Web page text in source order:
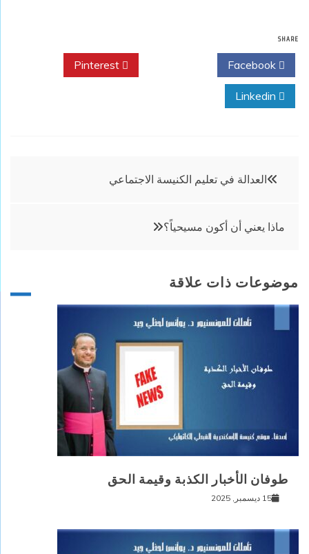
SHARE
تصفّح
المقالات
العدالة في تعليم الكنيسة الاجتماعي
ماذا يعني أن أكون مسيحياً؟
موضوعات ذات علاقة
طوفان الأخبار الكذبة وقيمة الحق
15 ديسمبر, 2025